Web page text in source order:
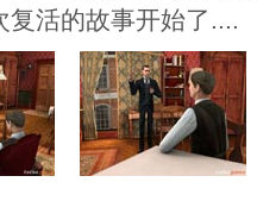
复活的故事开始了....